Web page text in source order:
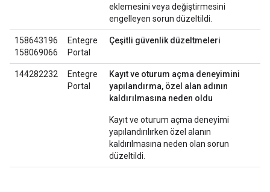
eklemesini veya değiştirmesini
engelleyen sorun düzeltildi.
158643196
158069066
Entegre
Portal
Çeşitli güvenlik düzeltmeleri
144282232
Entegre
Portal
Kayıt ve oturum açma deneyimini
yapılandırma, özel alan adının
kaldırılmasına neden oldu
Kayıt ve oturum açma deneyimi
yapılandırılırken özel alanın
kaldırılmasına neden olan sorun
düzeltildi.